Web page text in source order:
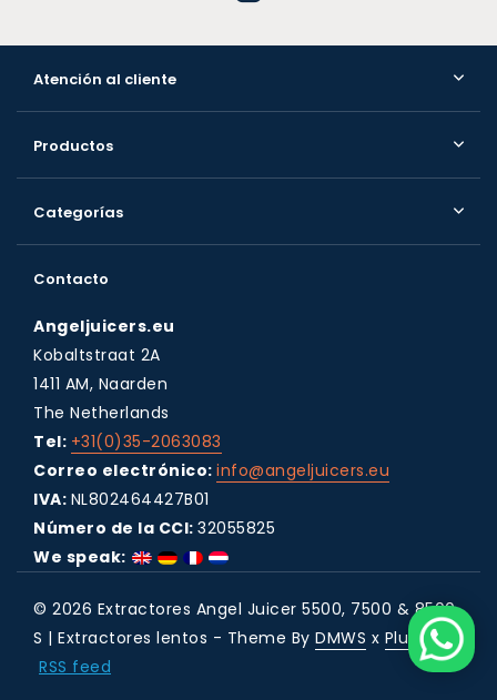
Atención al cliente
Productos
Categorías
Contacto
Angeljuicers.eu
Kobaltstraat 2A
1411 AM, Naarden
The Netherlands
Tel: +31(0)35-2063083
Correo electrónico: info@angeljuicers.eu
IVA: NL802464427B01
Número de la CCI: 32055825
We speak:
© 2026 Extractores Angel Juicer 5500, 7500 & 8500
S | Extractores lentos - Theme By DMWS x Plus+
RSS feed